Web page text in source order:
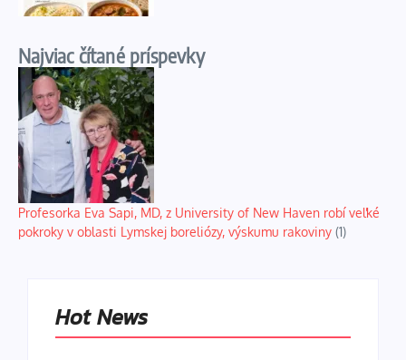
Najviac čítané príspevky
Profesorka Eva Sapi, MD, z University of New Haven robí veľké
pokroky v oblasti Lymskej boreliózy, výskumu rakoviny (1)
Hot News